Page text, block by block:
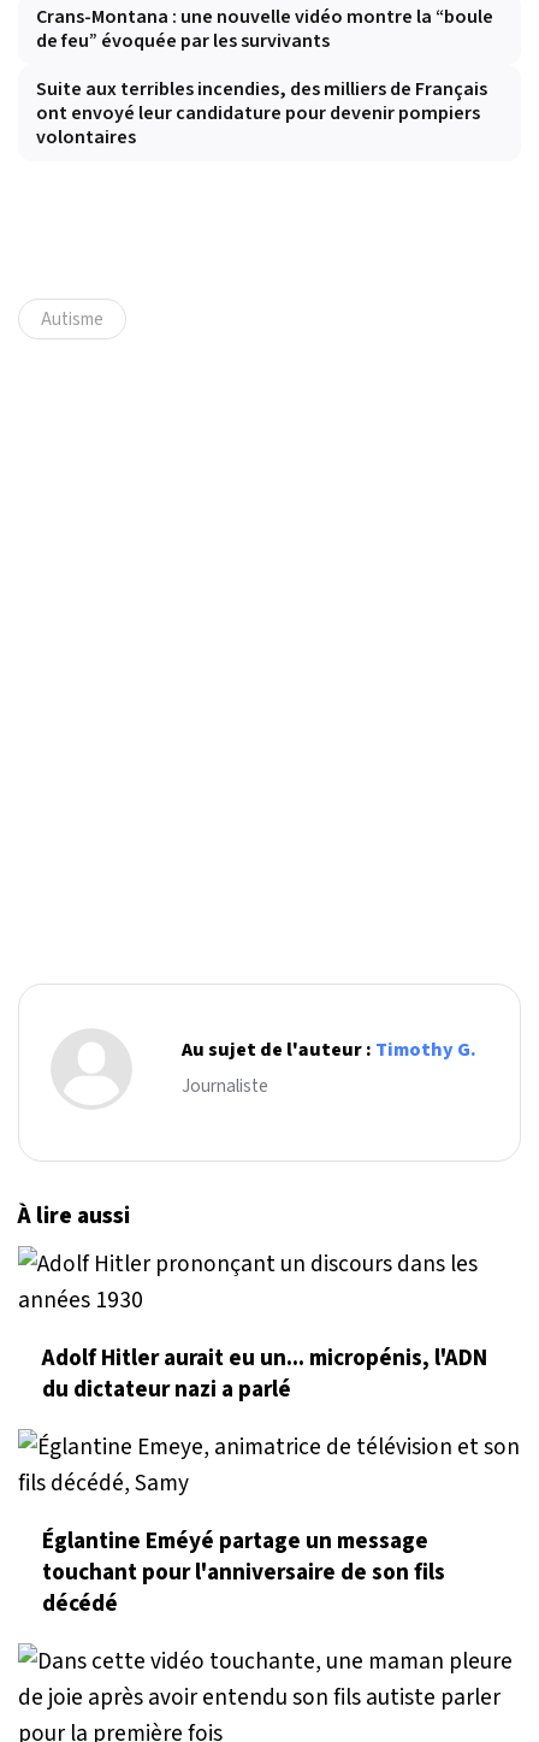
Crans-Montana : une nouvelle vidéo montre la “boule
de feu” évoquée par les survivants
Suite aux terribles incendies, des milliers de Français
ont envoyé leur candidature pour devenir pompiers
volontaires
Autisme
Au sujet de l'auteur : Timothy G.
Journaliste
À lire aussi
Adolf Hitler aurait eu un... micropénis, l'ADN
du dictateur nazi a parlé
Églantine Eméyé partage un message
touchant pour l'anniversaire de son fils
décédé